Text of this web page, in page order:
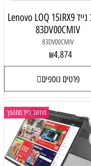
מחשב נייד Lenovo LOQ 15IRX9
83DV00CMIV
83DV00CMIV
₪4,874
פרטים נוספים
מחשב נייד מתהפך